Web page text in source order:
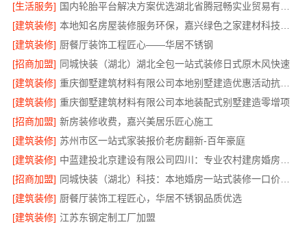
[生活服务]
[建筑装修]
[建筑装修] 厨餐厅装饰工程匠心——华居不锈钢
[招商加盟] 同城快装（湖北）湖北全包一站式装修日式原木风快速
[建筑装修]
重庆御墅建筑材料有限公司本地别墅建造优惠活动抗震防风
[建筑装修] 重庆御墅建筑材料有限公司本地装配式别墅建造零增项
[招商加盟] 新房装修收费，嘉兴美居乐匠心施工
[建筑装修] 苏州市区一站式家装报价老房翻新-百年豪庭
[建筑装修]
[招商加盟]
同城快装（湖北）科技：本地婚房一站式装修一口价工期保障
[建筑装修] 厨餐厅装饰工程匠心，华居不锈钢品质优选
[建筑装修] 江苏东钢定制工厂加盟